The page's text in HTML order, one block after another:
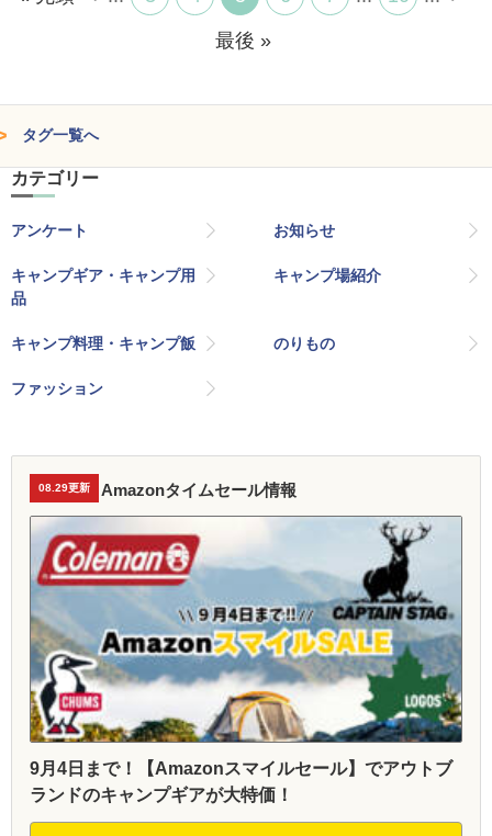
最後 »
タグ一覧へ
カテゴリー
アンケート お知らせ
キャンプギア・キャンプ用
品
キャンプ場紹介
キャンプ料理・キャンプ飯 のりもの
ファッション
08.29更新 Amazonタイムセール情報
9月4日まで！【Amazonスマイルセール】でアウトブ
ランドのキャンプギアが大特価！